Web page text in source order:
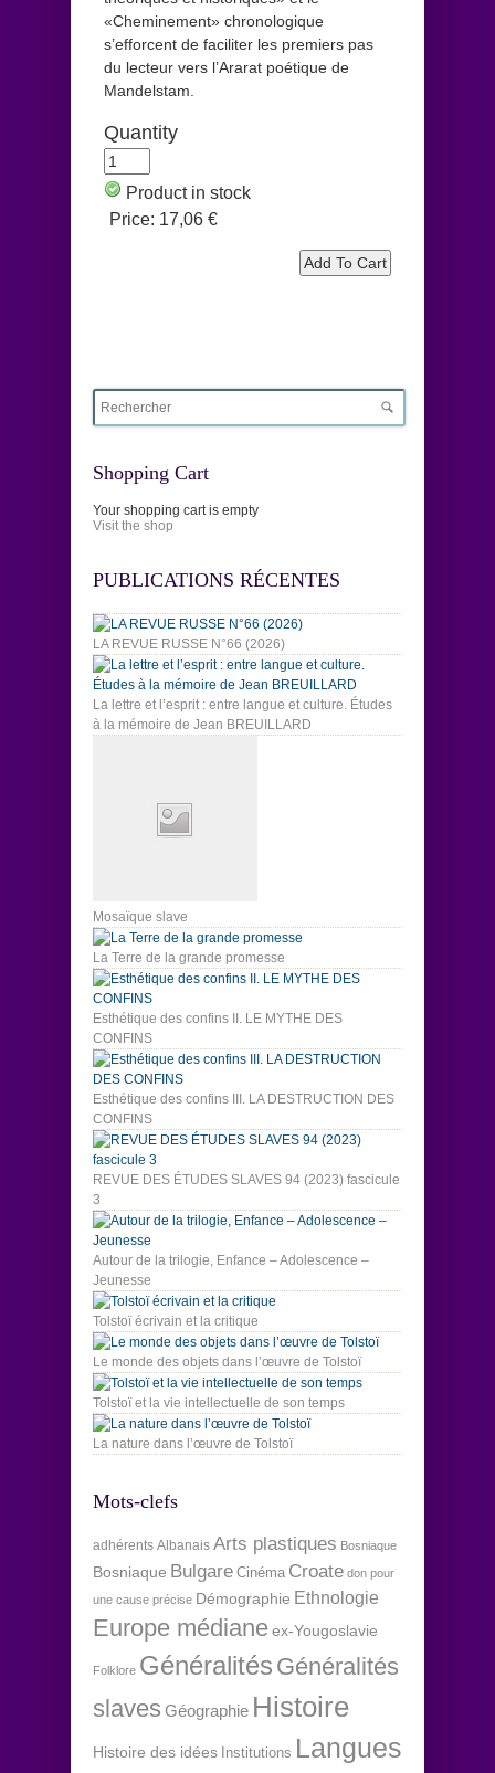
«Cheminement» chronologique
s’efforcent de faciliter les premiers pas
du lecteur vers l’Ararat poétique de
Mandelstam.
Quantity
Product in stock
Price: 17,06 €
Shopping Cart
Your shopping cart is empty
Visit the shop
PUBLICATIONS RÉCENTES
LA REVUE RUSSE N°66 (2026)
La lettre et l’esprit : entre langue et culture. Études
à la mémoire de Jean BREUILLARD
Mosaïque slave
La Terre de la grande promesse
Esthétique des confins II. LE MYTHE DES
CONFINS
Esthétique des confins III. LA DESTRUCTION DES
CONFINS
REVUE DES ÉTUDES SLAVES 94 (2023) fascicule
3
Autour de la trilogie, Enfance – Adolescence –
Jeunesse
Tolstoï écrivain et la critique
Le monde des objets dans l’œuvre de Tolstoï
Tolstoï et la vie intellectuelle de son temps
La nature dans l’œuvre de Tolstoï
Mots-clefs
adhérents Albanais Arts plastiques Bosniaque
Bosniaque Bulgare Cinéma Croate don pour
une cause précise Démographie Ethnologie
Europe médianeex-Yougoslavie
Folklore Généralités Généralités
slaves Géographie Histoire
Histoire des idées Institutions Langues